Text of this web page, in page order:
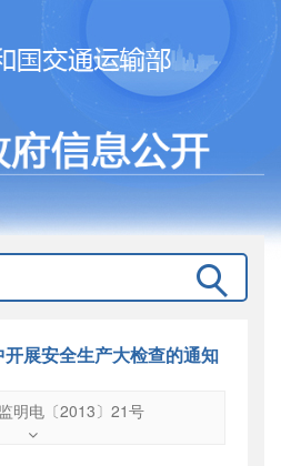
展安全生产大检查的通知
明电〔2013〕21号
电〔2013〕21号